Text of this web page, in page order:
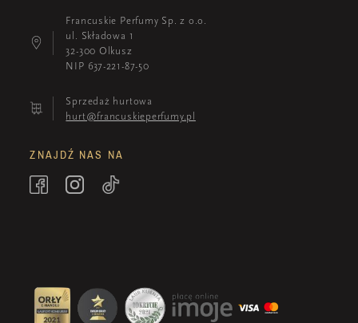
Francuskie Perfumy Sp. z o.o.
ul. Składowa 1
32-300 Olkusz
NIP 637-221-87-50
Sprzedaż hurtowa
hurt@francuskieperfumy.pl
ZNAJDŹ NAS NA